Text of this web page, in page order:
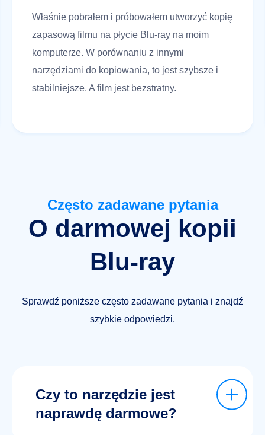
Właśnie pobrałem i próbowałem utworzyć kopię
zapasową filmu na płycie Blu-ray na moim
komputerze. W porównaniu z innymi
narzędziami do kopiowania, to jest szybsze i
stabilniejsze. A film jest bezstratny.
Często zadawane pytania
O darmowej kopii
Blu-ray
Sprawdź poniższe często zadawane pytania i znajdź
szybkie odpowiedzi.
Czy to narzędzie jest
naprawdę darmowe?